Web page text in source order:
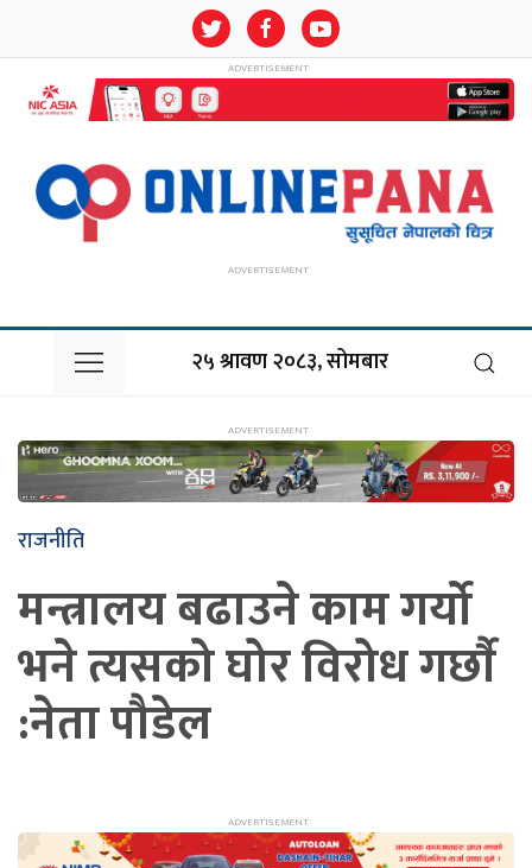
२५ श्रावण २०८३, सोमबार
राजनीति
मन्त्रालय बढाउने काम गर्यो
भने त्यसको घोर विरोध गर्छाै
:नेता पौडेल